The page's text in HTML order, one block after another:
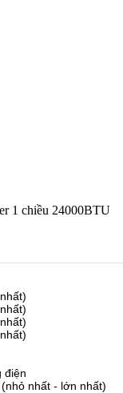
1 chiều 24000BTU
điện
nhất - lớn nhất)